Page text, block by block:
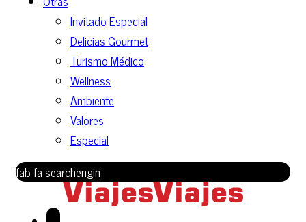
Invitado Especial
Delicias Gourmet
Turismo Médico
Wellness
Ambiente
Valores
Especial
fab fa-searchengin